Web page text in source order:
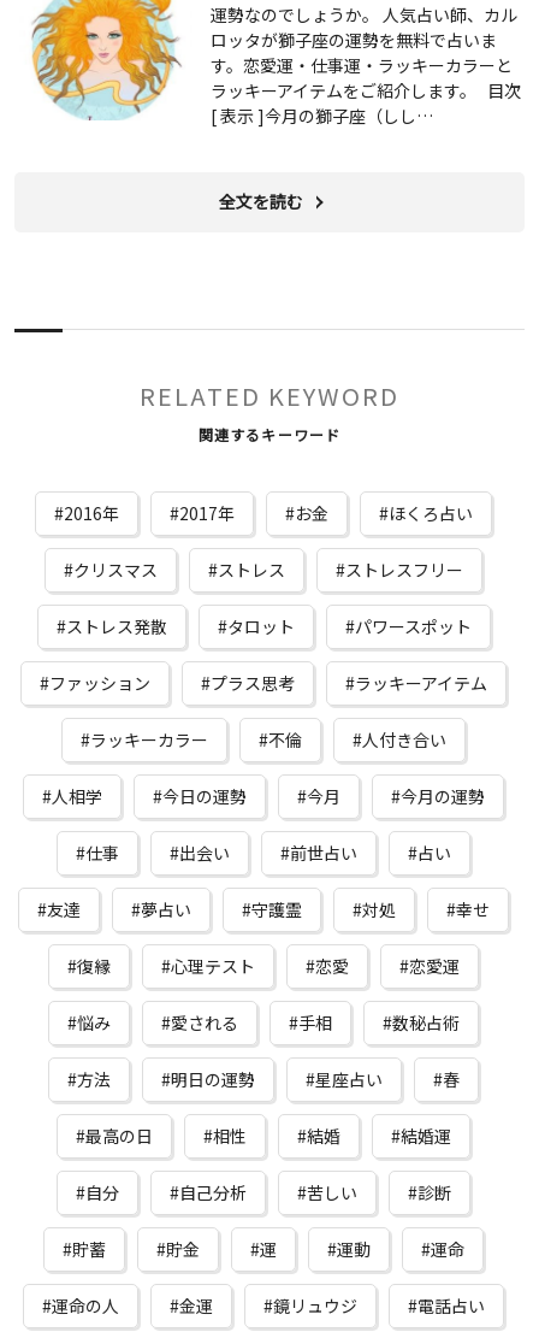
運勢なのでしょうか。 人気占い師、カル
ロッタが獅子座の運勢を無料で占いま
す。恋愛運・仕事運・ラッキーカラーと
ラッキーアイテムをご紹介します。 目次
[ 表示 ]今月の獅子座（しし…
全文を読む
RELATED KEYWORD
関連するキーワード
2016年 2017年 お金 ほくろ占い
クリスマス ストレス ストレスフリー
ストレス発散 タロット パワースポット
ファッション プラス思考 ラッキーアイテム
ラッキーカラー 不倫 人付き合い
人相学 今日の運勢 今月 今月の運勢
仕事 出会い 前世占い 占い
友達 夢占い 守護霊 対処 幸せ
復縁 心理テスト 恋愛 恋愛運
悩み 愛される 手相 数秘占術
方法 明日の運勢 星座占い 春
最高の日 相性 結婚 結婚運
自分 自己分析 苦しい 診断
貯蓄 貯金 運 運動 運命
運命の人 金運 鏡リュウジ 電話占い